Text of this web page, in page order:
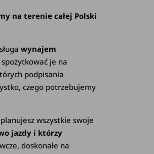
na terenie całej Polski
wynajem
je na
podpisania
czego potrzebujemy
wszystkie swoje
jazdy i którzy
doskonałe na